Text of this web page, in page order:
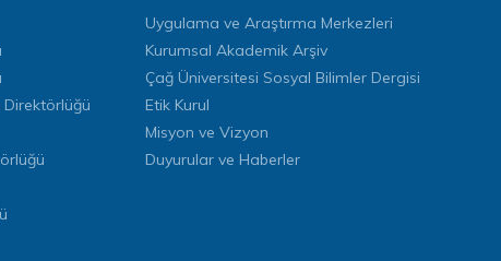
Uygulama ve Araştırma Merkezleri
Kurumsal Akademik Arşiv
Çağ Üniversitesi Sosyal Bilimler Dergisi
Etik Kurul
Misyon ve Vizyon
Duyurular ve Haberler